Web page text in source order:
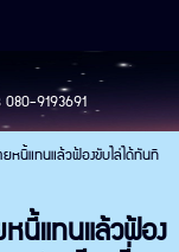
080-9193691
หนี้แทนแล้วฟ้องขับไล่ได้ทันที
นี้แทนแล้วฟ้อง